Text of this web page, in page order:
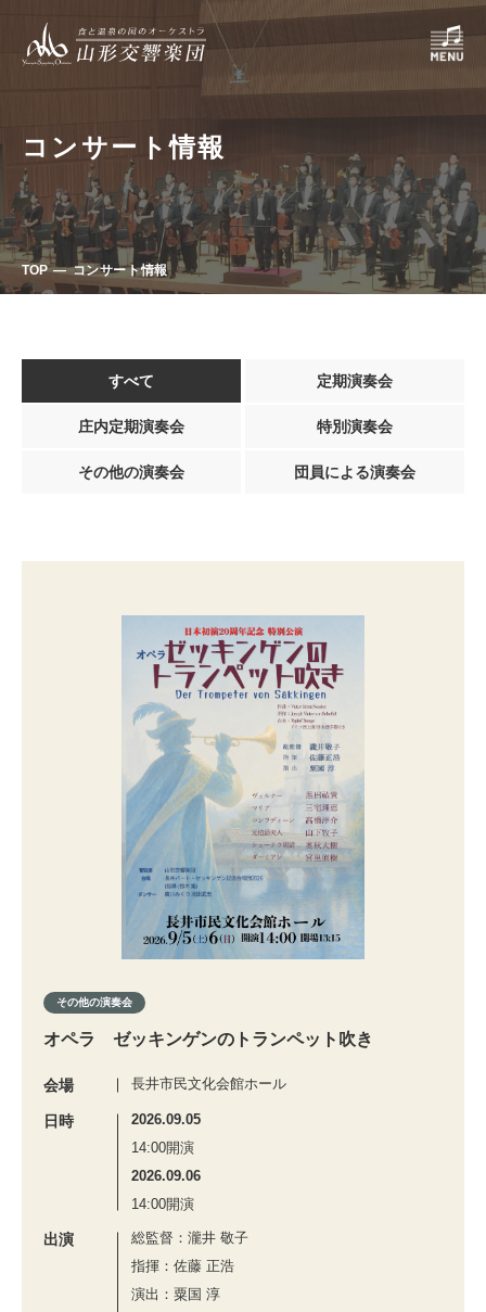
コンサート情報
TOP コンサート情報
すべて 定期演奏会
庄内定期演奏会 特別演奏会
その他の演奏会 団員による演奏会
その他の演奏会
オペラ ゼッキンゲンのトランペット吹き
会場 長井市民文化会館ホール
日時
2026.09.05
14:00開演
2026.09.06
14:00開演
出演
総監督：瀧井 敬子
指揮：佐藤 正浩
演出：粟国 淳